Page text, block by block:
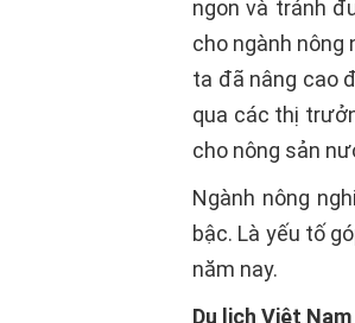
ngon và tránh
cho ngành nông
ta đã nâng cao
qua các thị
cho nông sản
Ngành nông
bậc. Là yếu tố
năm nay.
Du lịch Việt